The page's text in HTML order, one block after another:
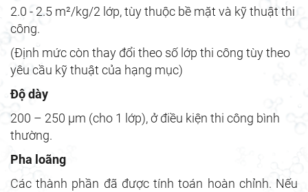
2.0 - 2.5 m²/kg/2 lớp, tùy thuộc bề mặt và kỹ thuật thi
công.
(Định mức còn thay đổi theo số lớp thi công tùy theo
yêu cầu kỹ thuật của hạng mục)
Độ dày
200 – 250 µm (cho 1 lớp), ở điều kiện thi công bình
thường.
Pha loãng
Các thành phần đã được tính toán hoàn chỉnh. Nếu